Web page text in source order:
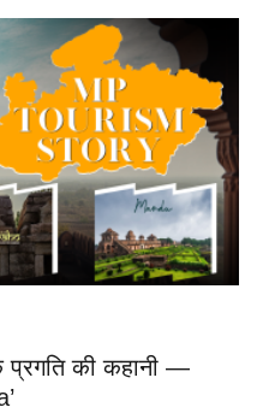
प्रगति की कहानी —